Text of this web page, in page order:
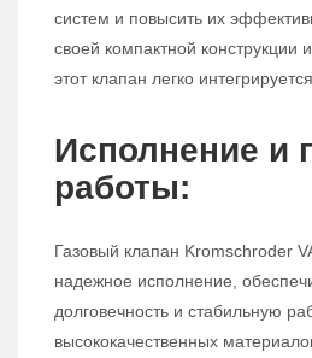
систем и повысить их
своей компактной конструкции
этот клапан легко
Исполнение и
работы:
Газовый клапан Kromschroder
надежное исполнение,
долговечность и стабильную
высококачественных